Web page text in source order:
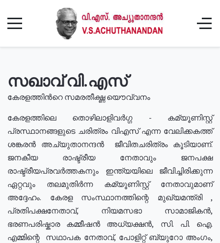
സഖാവ് വി.എസ്
കേരളത്തിൻറെ സമരതീക്ഷ്ണ യൌവ്വനം
കേരളത്തിലെ തൊഴിലാളിവർഗ്ഗ - കമ്യൂണിസ്റ്റ്
പ്രസ്ഥാനങ്ങളുടെ ചരിത്രം വിഎസ് എന്ന വേലിക്കകത്ത്
ശങ്കരൻ അച്യുതാനന്ദൻ ജീവിതചരിത്രം കൂടിയാണ്.
ജനകീയ രാഷ്ട്രീയ നേതാവും ജനപക്ഷ
രാഷ്ട്രീയപ്രവർത്തകനും ഇന്ത്യയിലെ ജീവിച്ചിരിക്കുന്ന
ഏറ്റവും തലമുതിർന്ന കമ്യൂണിസ്റ്റ് നേതാവുമാണ്
അദ്ദേഹം. കേരള സംസ്ഥാനത്തിന്റെ മുഖ്യമന്ത്രി ,
പ്രതിപക്ഷനേതാവ്, നിയമസഭാ സാമാജികൻ,
ഭരണപരിഷ്കാര കമ്മീഷൻ അധ്യക്ഷൻ, സി. പി. ഐ.
എമ്മിന്റെ സഥാപക നേതാവ്, പോളിറ്റ് ബ്യുറോ അംഗം,